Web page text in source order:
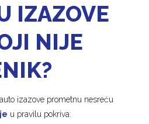
IZAZOVE
NIJE
izazove prometnu nesreću
u pravilu pokriva: